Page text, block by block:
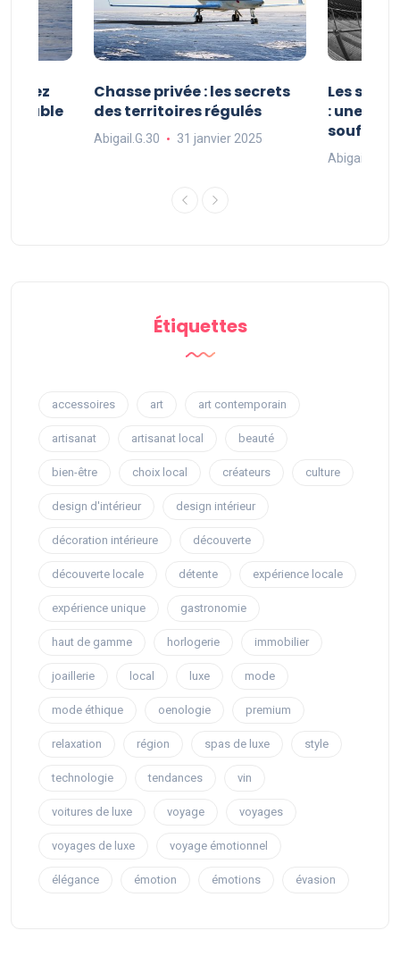
vivez
Chasse privée : les secrets
des territoires régulés
Abigail.G.30 31 janvier 2025
Les
: une
souffle
Abigail.G.30
Étiquettes
accessoires art art contemporain
artisanat artisanat local beauté
bien-être choix local créateurs culture
design d'intérieur design intérieur
décoration intérieure découverte
découverte locale détente expérience locale
expérience unique gastronomie
haut de gamme horlogerie immobilier
joaillerie local luxe mode
mode éthique oenologie premium
relaxation région spas de luxe style
technologie tendances vin
voitures de luxe voyage voyages
voyages de luxe voyage émotionnel
élégance émotion émotions évasion